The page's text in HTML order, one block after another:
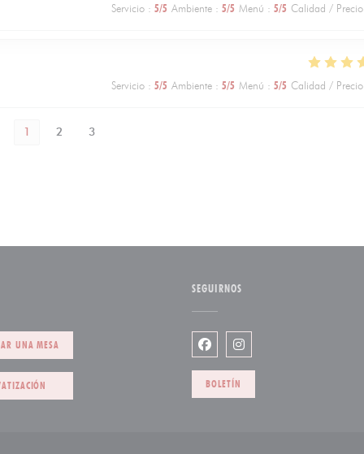
Servicio : 5/5 Ambiente : 5/5 Menú : 5/5 Calidad / Precio
Servicio : 5/5 Ambiente : 5/5 Menú : 5/5 Calidad / Precio
1 2 3
UNA MESA
SEGUIRNOS
Facebook ((abre en una
Instagram ((abre en
BOLETÍN